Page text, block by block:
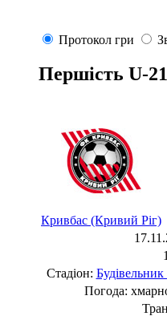
Протокол гри
Першість U-21
Кривбас (Кривий Ріг)
Стадіон:
Погода: